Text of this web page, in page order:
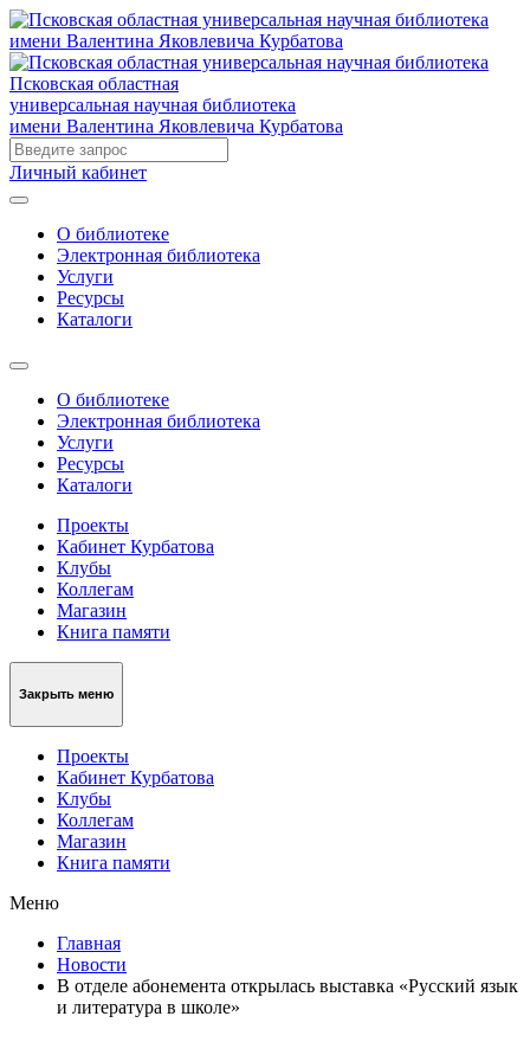
Псковская областная
универсальная научная библиотека
имени Валентина Яковлевича Курбатова
Личный кабинет
О библиотеке
Электронная библиотека
Услуги
Ресурсы
Каталоги
О библиотеке
Электронная библиотека
Услуги
Ресурсы
Каталоги
Проекты
Кабинет Курбатова
Клубы
Коллегам
Магазин
Книга памяти
Закрыть меню
Проекты
Кабинет Курбатова
Клубы
Коллегам
Магазин
Книга памяти
Меню
Главная
Новости
В отделе абонемента открылась выставка «Русский язык
и литература в школе»